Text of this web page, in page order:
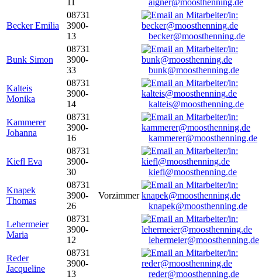
aigner@moosthenning.de
Becker Emilia
08731
3900-
13
becker@moosthenning.de
Bunk Simon
08731
3900-
33
bunk@moosthenning.de
Kalteis
Monika
08731
3900-
14
kalteis@moosthenning.de
Kammerer
Johanna
08731
3900-
16
kammerer@moosthenning.de
Kiefl Eva
08731
3900-
30
kiefl@moosthenning.de
Knapek
Thomas
08731
3900-
26
Vorzimmer
knapek@moosthenning.de
Lehermeier
Maria
08731
3900-
12
lehermeier@moosthenning.de
Reder
Jacqueline
08731
3900-
13
reder@moosthenning.de